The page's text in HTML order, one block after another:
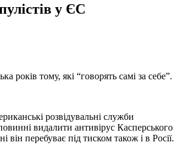
у ЄС
років тому, які “говорять самі за себе”.
розвідувальні служби
видалити антивірус Касперського
перебуває під тиском також і в Росії.